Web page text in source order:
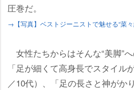
圧巻だ。
→【写真】ベストジーニストで魅せる“菜々
女性たちからはそんな“美脚”へ
「足が細くて高身長でスタイル
／10代）、「足の長さと神がか